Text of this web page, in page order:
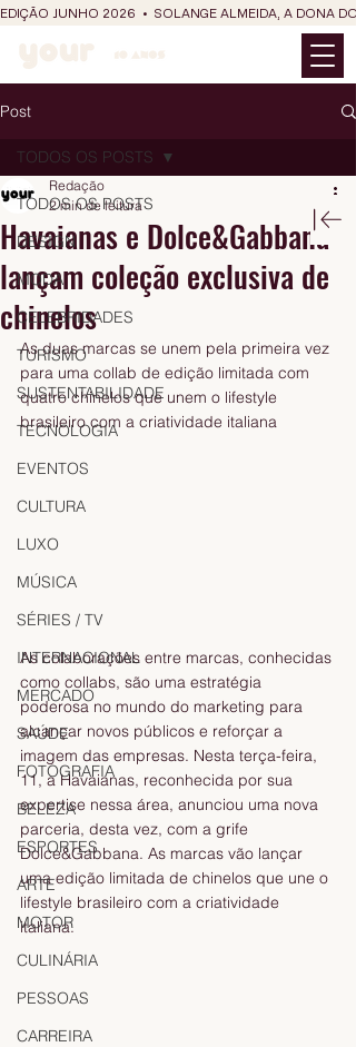
EDIÇÃO JUNHO 2026  •  SOLANGE ALMEIDA, A DONA
Post
TODOS OS POSTS
DESIGN
MODA
CELEBRIDADES
TURISMO
SUSTENTABILIDADE
TECNOLOGIA
EVENTOS
CULTURA
LUXO
MÚSICA
SÉRIES / TV
INTERNACIONAL
MERCADO
SAÚDE
FOTOGRAFIA
BELEZA
ESPORTES
ARTE
MOTOR
CULINÁRIA
PESSOAS
CARREIRA
TODOS OS POSTS
Havaianas e Dolce&Gabbana
lançam coleção exclusiva de
chinelos
Redação
2 min de leitura
As duas marcas se unem pela primeira vez
para uma collab de edição limitada com
quatro chinelos que unem o lifestyle
brasileiro com a criatividade italiana
As colaborações entre marcas, conhecidas
como collabs, são uma estratégia
poderosa no mundo do marketing para
alcançar novos públicos e reforçar a
imagem das empresas. Nesta terça-feira,
11, a Havaianas, reconhecida por sua
expertise nessa área, anunciou uma nova
parceria, desta vez, com a grife
Dolce&Gabbana. As marcas vão lançar
uma edição limitada de chinelos que une o
lifestyle brasileiro com a criatividade
italiana.